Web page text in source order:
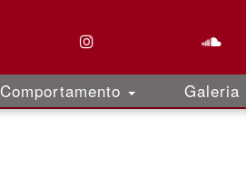
Comportamento Galeria